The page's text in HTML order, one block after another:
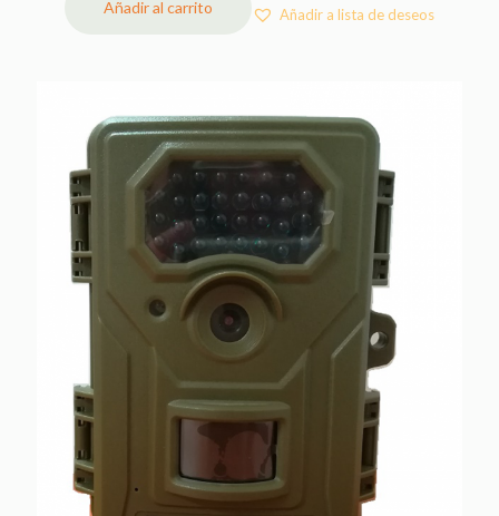
Añadir al carrito Añadir a lista de deseos